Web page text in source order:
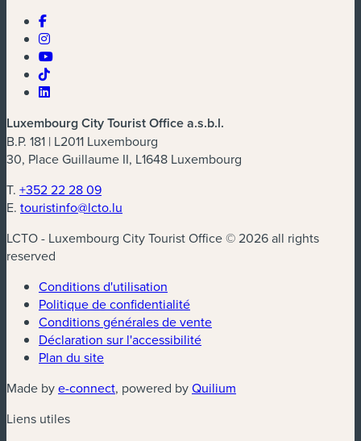
Luxembourg City Tourist Office a.s.b.l.
B.P. 181 | L2011 Luxembourg
30, Place Guillaume II, L1648 Luxembourg
T. +352 22 28 09
E. touristinfo@lcto.lu
LCTO - Luxembourg City Tourist Office © 2026 all rights
reserved
Conditions d'utilisation
Politique de confidentialité
Conditions générales de vente
Déclaration sur l'accessibilité
Plan du site
Made bye-connect(nouvelle fenêtre)
, powered byQuilium
Liens utiles